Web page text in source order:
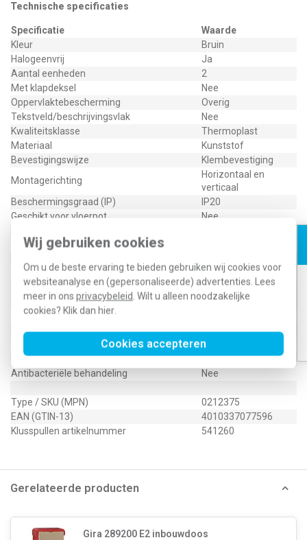
Wij gebruiken cookies
Om u de beste ervaring te bieden gebruiken wij cookies voor
websiteanalyse en (gepersonaliseerde) advertenties. Lees
meer in ons privacybeleid. Wilt u alleen noodzakelijke
cookies? Klik dan hier.
Cookies accepteren
Technische specificaties
Specificatie
Waarde
Kleur
Bruin
Halogeenvrij
Ja
Aantal eenheden
2
Met klapdeksel
Nee
Oppervlaktebescherming
Overig
Tekstveld/beschrijvingsvlak
Nee
Kwaliteitsklasse
Thermoplast
Materiaal
Kunststof
Bevestigingswijze
Klembevestiging
Montagerichting
Horizontaal en
verticaal
Beschermingsgraad (IP)
IP20
Geschikt voor vloerpot
Nee
Uitvoering oppervlakte
Geschikt voor inbouwinstallatie (stucwerk)
Ja
Geschikt voor inbouwinstallatie (geen
stucwerk)
Nee
Inbouwmontage (stucwerk)
Aantal eenheden horizontaal
2
Aantal eenheden verticaal
2
Met montageraam
Nee
Antibacteriële behandeling
Nee
Type / SKU (MPN)
0212375
EAN (GTIN-13)
4010337077596
Klusspullen artikelnummer
541260
Gerelateerde producten
Gira 289200 E2 inbouwdoos